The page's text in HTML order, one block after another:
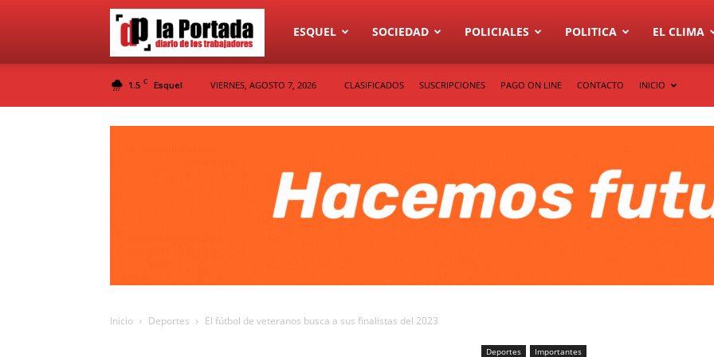
Diario
La
ESQUEL SOCIEDAD POLICIALES POLITICA EL CLIMA
1.5 C Esquel VIERNES, AGOSTO 7, 2026 CLASIFICADOS SUSCRIPCIONES PAGO ON LINE CONTACTO INICIO
Inicio Deportes El fútbol de veteranos busca a sus finalistas del 2023
Deportes Importantes